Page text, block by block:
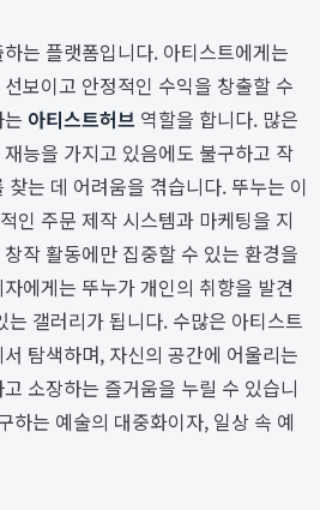
는 플랫폼입니다. 아티스트에게는
보이고 안정적인 수익을 창출할 수
아티스트허브 역할을 합니다. 많은
능을 가지고 있음에도 불구하고 작
는 데 어려움을 겪습니다. 뚜누는 이
인 주문 제작 시스템과 마케팅을 지
작 활동에만 집중할 수 있는 환경을
에게는 뚜누가 개인의 취향을 발견
갤러리가 됩니다. 수많은 아티스트
탐색하며, 자신의 공간에 어울리는
소장하는 즐거움을 누릴 수 있습니
하는 예술의 대중화이자, 일상 속 예